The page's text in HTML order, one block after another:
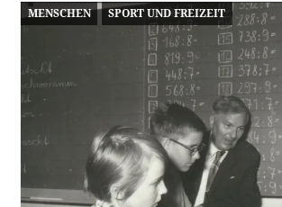
MENSCHEN SPORT UND FREIZEIT